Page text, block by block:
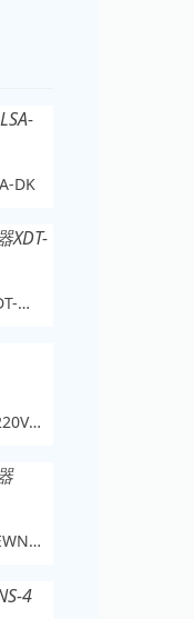
DK
一体化声光信源指示器XDT-M-135FTY皮带警铃
旋转式警示灯LTE-1101J220V报警器
外壳耐腐蚀声光报警器SEWN50L-WS